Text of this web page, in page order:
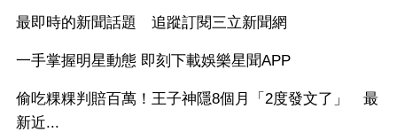
最即時的新聞話題 追蹤訂閱三立新聞網
一手掌握明星動態 即刻下載娛樂星聞APP
偷吃粿粿判賠百萬！王子神隱8個月「2度發文了」 最
新近...